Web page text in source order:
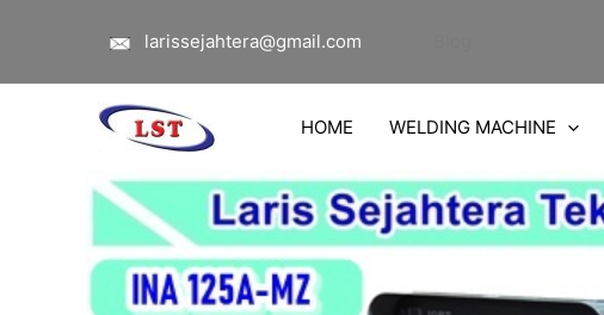
larissejahtera@gmail.com
HOME WELDING MACHINE